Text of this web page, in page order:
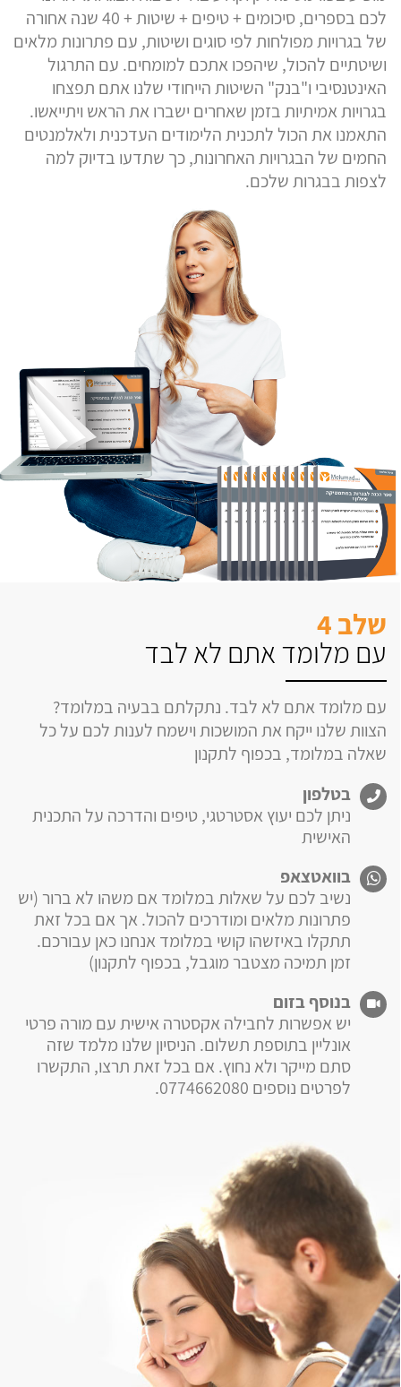
לכם בספרים, סיכומים + טיפים + שיטות + 40 שנה אחורה
של בגרויות מפולחות לפי סוגים ושיטות, עם פתרונות מלאים
ושיטתיים להכול, שיהפכו אתכם למומחים. עם התרגול
האינטנסיבי ו"בנק" השיטות הייחודי שלנו אתם תפצחו
בגרויות אמיתיות בזמן שאחרים ישברו את הראש ויתייאשו.
התאמנו את הכול לתכנית הלימודים העדכנית ולאלמנטים
החמים של הבגרויות האחרונות, כך שתדעו בדיוק למה
לצפות בבגרות שלכם.
שלב 4
עם מלומד אתם לא לבד
עם מלומד אתם לא לבד. נתקלתם בבעיה במלומד?
הצוות שלנו ייקח את המושכות וישמח לענות לכם על כל
שאלה במלומד, בכפוף לתקנון
בטלפון
ניתן לכם יעוץ אסטרטגי, טיפים והדרכה על התכנית
האישית
בוואטצאפ
נשיב לכם על שאלות במלומד אם משהו לא ברור (יש
פתרונות מלאים ומודרכים להכול. אך אם בכל זאת
תתקלו באיזשהו קושי במלומד אנחנו כאן עבורכם.
זמן תמיכה מצטבר מוגבל, בכפוף לתקנון)
בנוסף בזום
יש אפשרות לחבילה אקסטרה אישית עם מורה פרטי
אונליין בתוספת תשלום. הניסיון שלנו מלמד שזה
סתם מייקר ולא נחוץ. אם בכל זאת תרצו, התקשרו
לפרטים נוספים 0774662080.